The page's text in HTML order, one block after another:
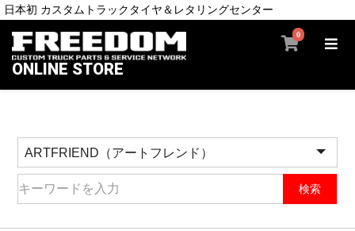
日本初 カスタムトラックタイヤ＆レタリングセンター
ONLINE STORE
0
検索